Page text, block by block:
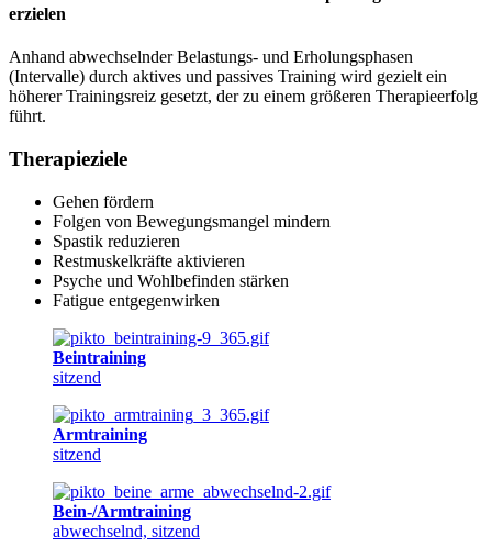
erzielen
Anhand abwechselnder Belastungs- und Erholungsphasen
(Intervalle) durch aktives und passives Training wird gezielt ein
höherer Trainingsreiz gesetzt, der zu einem größeren Therapieerfolg
führt.
Therapieziele
Gehen fördern
Folgen von Bewegungsmangel mindern
Spastik reduzieren
Restmuskelkräfte aktivieren
Psyche und Wohlbefinden stärken
Fatigue entgegenwirken
Beintraining
sitzend
Armtraining
sitzend
Bein-/Armtraining
abwechselnd, sitzend